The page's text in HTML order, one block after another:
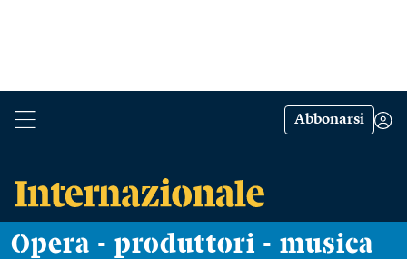
Abbonarsi
Opera - produttori - musica